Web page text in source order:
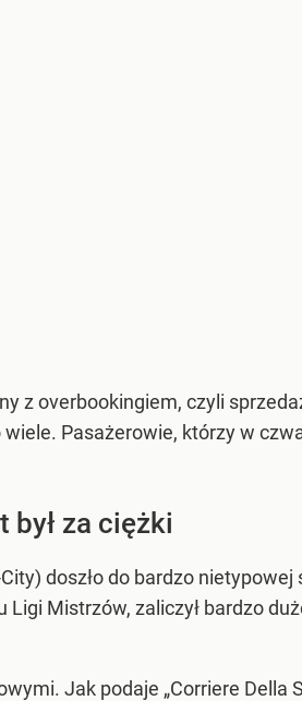
z overbookingiem, czyli
Pasażerowie, którzy w
był za ciężki
doszło do bardzo
Mistrzów, zaliczył bardzo
Jak podaje „Corriere Della